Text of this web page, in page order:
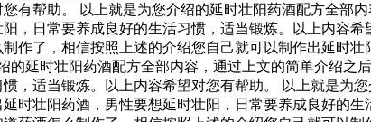
有帮助。 以上就是为您介绍的延时壮阳药酒配方全部
，日常要养成良好的生活习惯，适当锻炼。以上内容希
作了，相信按照上述的介绍您自己就可以制作出延时
的延时壮阳药酒配方全部内容，通过上文的简单介绍
，适当锻炼。以上内容希望对您有帮助。 以上就是为
时壮阳药酒，男性要想延时壮阳，日常要养成良好的